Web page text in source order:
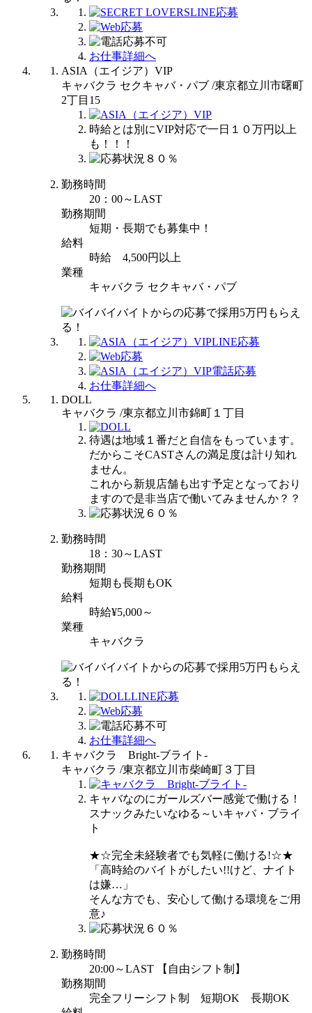
お仕事詳細へ
ASIA（エイジア）VIP
キャバクラ セクキャバ・パブ /東京都立川市曙町
2丁目15
時給とは別にVIP対応で一日１０万円以上
も！！！
勤務時間
20：00～LAST
勤務期間
短期・長期でも募集中！
給料
時給 4,500円以上
業種
キャバクラ セクキャバ・パブ
お仕事詳細へ
DOLL
キャバクラ /東京都立川市錦町１丁目
待遇は地域１番だと自信をもっています。
だからこそCASTさんの満足度は計り知れ
ません。
これから新規店舗も出す予定となっており
ますので是非当店で働いてみませんか？？
勤務時間
18：30～LAST
勤務期間
短期も長期もOK
給料
時給¥5,000～
業種
キャバクラ
お仕事詳細へ
キャバクラ Bright-ブライト-
キャバクラ /東京都立川市柴崎町３丁目
キャバなのにガールズバー感覚で働ける！
スナックみたいなゆる～いキャバ・ブライ
ト
★☆完全未経験者でも気軽に働ける!☆★
「高時給のバイトがしたい!!けど、ナイト
は嫌…」
そんな方でも、安心して働ける環境をご用
意♪
勤務時間
20:00～LAST 【自由シフト制】
勤務期間
完全フリーシフト制 短期OK 長期OK